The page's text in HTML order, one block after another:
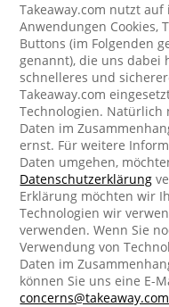
Takeaway.com nutzt
Anwendungen Cookies,
Buttons (im Folgenden
genannt), die uns dabei
schnelleres und
Takeaway.com
Technologien.
Daten im
ernst. Für weitere
Daten umgehen,
Datenschutzerklärung
Erklärung möchten wir
Technologien wir
verwenden. Wenn Sie
Verwendung von
Daten im
können Sie uns eine E-
concerns@takeaway.com